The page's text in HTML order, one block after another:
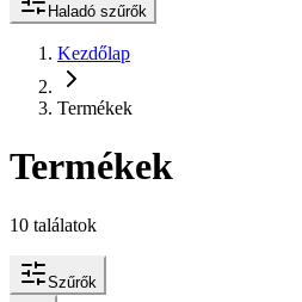
Haladó szűrők
Kezdőlap
Termékek
Termékek
10 találatok
Szűrők